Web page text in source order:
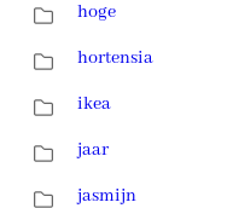
hoge
hortensia
ikea
jaar
jasmijn